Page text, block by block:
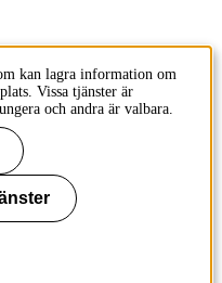
kan lagra information om
Vissa tjänster är
och andra är valbara.